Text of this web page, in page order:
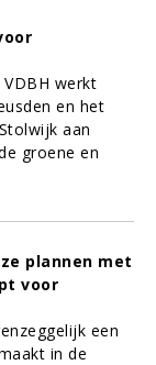
werkt
en het
aan
groene en
plannen met
voor
een
in de